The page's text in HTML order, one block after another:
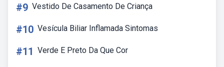
#9 Vestido De Casamento De Criança
#10 Vesícula Biliar Inflamada Sintomas
#11 Verde E Preto Da Que Cor